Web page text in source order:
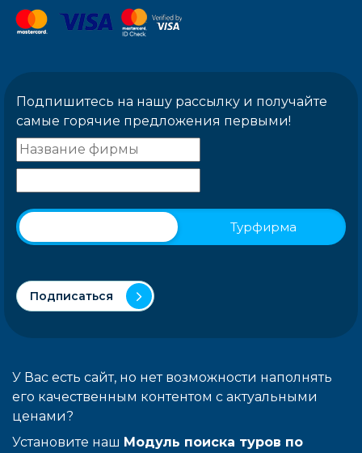
Подпишитесь на нашу рассылку и получайте
самые горячие предложения первыми!
Турфирма
Подписаться
У Вас есть сайт, но нет возможности наполнять
его качественным контентом с актуальными
ценами?
Установите наш Модуль поиска туров по